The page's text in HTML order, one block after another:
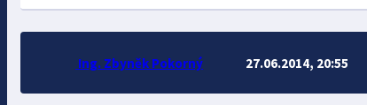
Ing. Zbyněk Pokorný 27.06.2014, 20:55